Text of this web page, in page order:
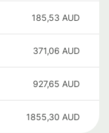
185,53 AUD
371,06 AUD
927,65 AUD
1855,30 AUD